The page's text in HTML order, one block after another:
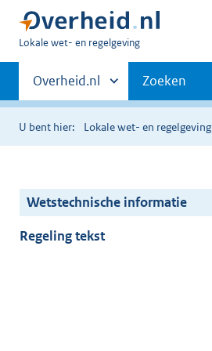
U
hier:
Lokale wet- en regelgeving
Primaire
navigatie
Andere
sites
binnen
Overheid.nl Zoeken
U bent hier: Lokale wet- en regelgeving
Wetstechnische informatie
Regeling tekst